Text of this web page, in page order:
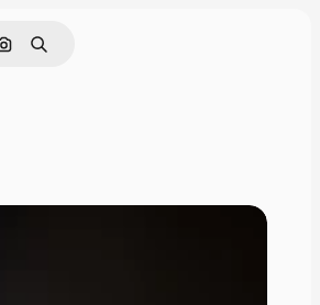
Поиск по изображению
Поиск